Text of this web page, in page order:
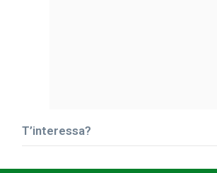
T’interessa?